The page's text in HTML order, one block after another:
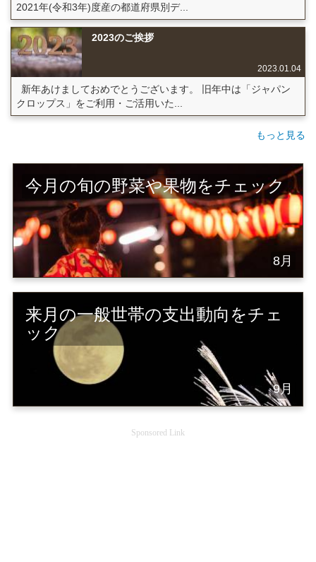
2021年(令和3年)度産の都道府県別デ...
2023のご挨拶
2023.01.04
新年あけましておめでとうございます。 旧年中は「ジャパン
クロップス」をご利用・ご活用いた...
もっと見る
今月の旬の野菜や果物をチェック
8月
来月の一般世帯の支出動向をチェ
ック
9月
Sponsored Link